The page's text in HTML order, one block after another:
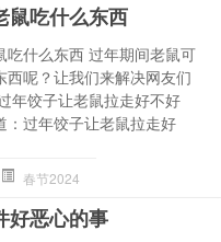
鼠吃什么东西
吃什么东西 过年期间老鼠可
西呢？让我们来解决网友们
年饺子让老鼠拉走好不好
：过年饺子让老鼠拉走好
春节2024
好恶心的事